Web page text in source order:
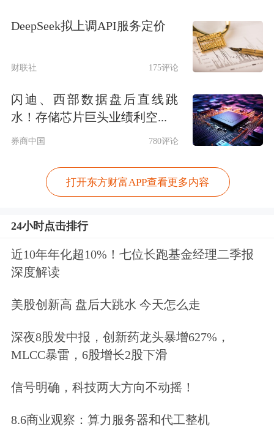
长期以来，阳光电源光伏逆变器业务连
续位居行业前列，是公司营收的主要来
源。财报显示，2025年，公司光伏逆变
器全球发货量为143GW，光伏逆变器等
电力电子
转换设备收入311.36亿元，占
营业收入的34.91%，收入同比增长
6.9%，继续保持行业领先地位。
新能源投资开发业务一度成为阳光电源
的重要增长引擎，但自2024年起呈现连
进入电力市场交易，行业进入深度调整
期，市场竞争格局与盈利逻辑发生深刻
变化。2025年，该业务实现收入165.59
亿元，占营业收入的比重降至18.57%，
同比下滑21.16%；毛利率降至14.5%，
DeepSeek拟上调API服务定价
财联社 175评论
闪迪、西部数据盘后直线跳
水！存储芯片巨头业绩利空...
券商中国 780评论
打开东方财富APP查看更多内容
24小时点击排行
近10年年化超10%！七位长跑基金经理二季报
深度解读
美股创新高 盘后大跳水 今天怎么走
深夜8股发中报，创新药龙头暴增627%，
MLCC暴雷，6股增长2股下滑
信号明确，科技两大方向不动摇！
8.6商业观察：算力服务器和代工整机